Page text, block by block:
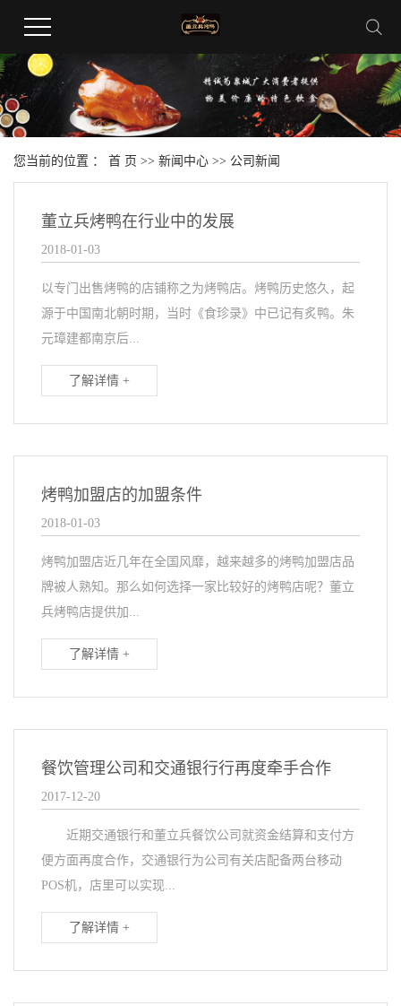
您当前的位置 ： 首 页 >> 新闻中心 >> 公司新闻
董立兵烤鸭在行业中的发展
2018-01-03
以专门出售烤鸭的店铺称之为烤鸭店。烤鸭历史悠久，起
源于中国南北朝时期，当时《食珍录》中已记有炙鸭。朱
元璋建都南京后...
了解详情 +
烤鸭加盟店的加盟条件
2018-01-03
烤鸭加盟店近几年在全国风靡，越来越多的烤鸭加盟店品
牌被人熟知。那么如何选择一家比较好的烤鸭店呢？董立
兵烤鸭店提供加...
了解详情 +
餐饮管理公司和交通银行行再度牵手合作
2017-12-20
近期交通银行和董立兵餐饮公司就资金结算和支付方
便方面再度合作，交通银行为公司有关店配备两台移动
POS机，店里可以实现...
了解详情 +